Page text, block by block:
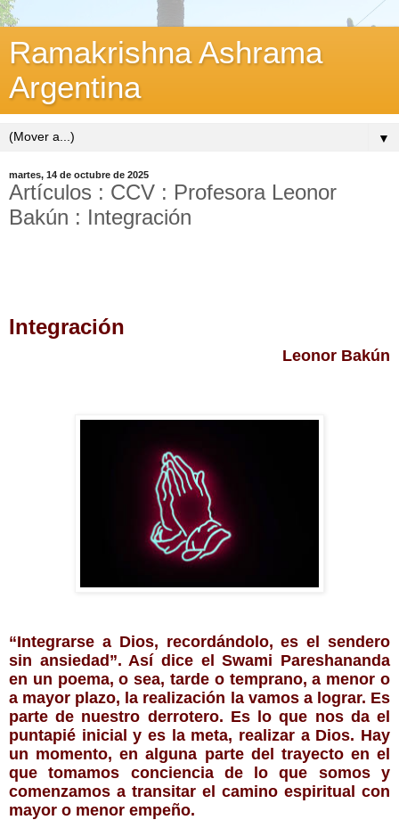
Ramakrishna Ashrama
Argentina
▼
martes, 14 de octubre de 2025
Artículos : CCV : Profesora Leonor
Bakún : Integración
Integración
Leonor Bakún
“Integrarse a Dios, recordándolo, es el sendero
sin ansiedad”. Así dice el Swami Pareshananda
en un poema, o sea, tarde o temprano, a menor o
a mayor plazo, la realización la vamos a lograr. Es
parte de nuestro derrotero. Es lo que nos da el
puntapié inicial y es la meta, realizar a Dios. Hay
un momento, en alguna parte del trayecto en el
que tomamos conciencia de lo que somos y
comenzamos a transitar el camino espiritual con
mayor o menor empeño.